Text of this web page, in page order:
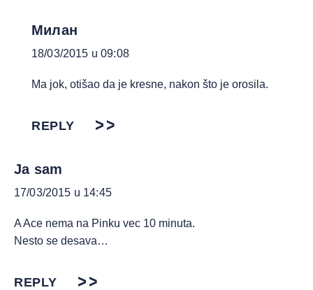
Милан
18/03/2015 u 09:08
Ma jok, otišao da je kresne, nakon što je orosila.
REPLY
Ja sam
17/03/2015 u 14:45
A Ace nema na Pinku vec 10 minuta.
Nesto se desava…
REPLY